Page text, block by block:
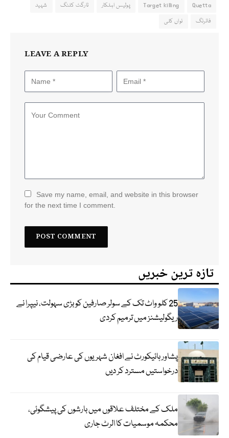
Quetta
Target killing پولیس اہلکار ٹارگٹ کلنگ
شہید
فائرنگ
نواں کلی
LEAVE A REPLY
Save my name, email, and website in this browser
for the next time I comment.
تازہ ترین خبریں
25 کلو واٹ تک کے سولر صارفین کو بڑی سہولت، نیپرا نے
ریگولیشنز میں ترمیم کردی
پشاور ہائیکورٹ نے افغان شہریوں کی عارضی قیام کی
درخواستیں مسترد کر دیں
ملک کے مختلف علاقوں میں بارشوں کی پیشگوئی،
محکمہ موسمیات کا الرٹ جاری